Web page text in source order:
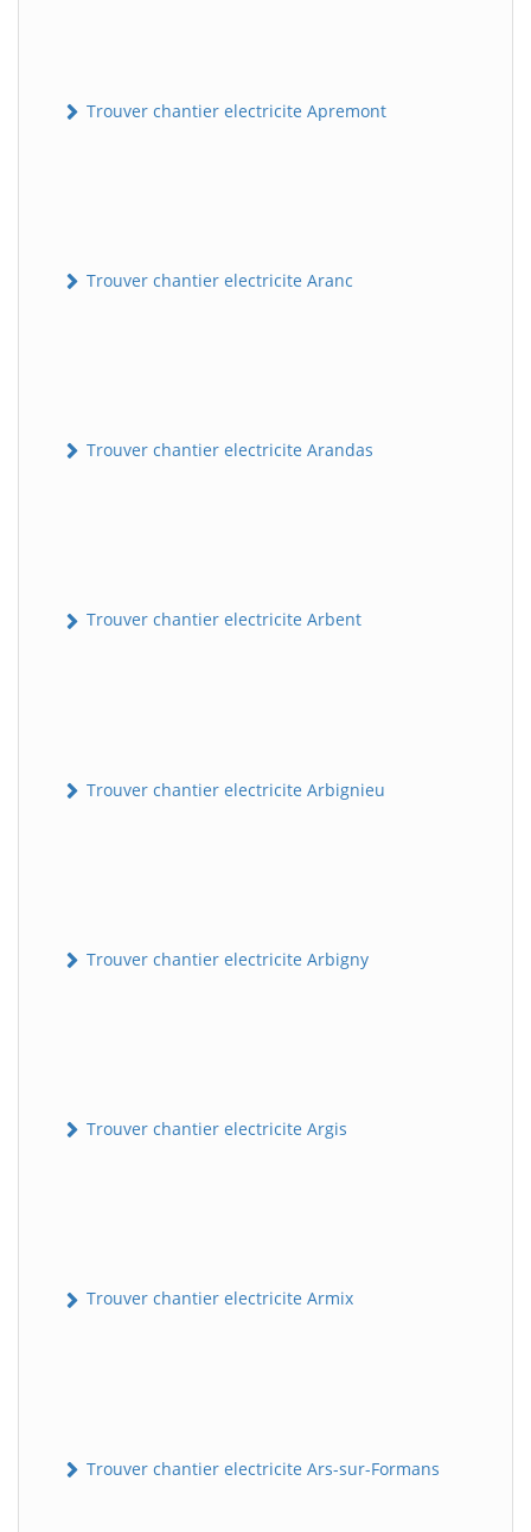
Trouver chantier electricite Apremont
Trouver chantier electricite Aranc
Trouver chantier electricite Arandas
Trouver chantier electricite Arbent
Trouver chantier electricite Arbignieu
Trouver chantier electricite Arbigny
Trouver chantier electricite Argis
Trouver chantier electricite Armix
Trouver chantier electricite Ars-sur-Formans